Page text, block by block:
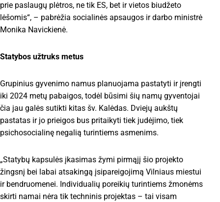
prie paslaugų plėtros, ne tik ES, bet ir vietos biudžeto
lėšomis“, – pabrėžia socialinės apsaugos ir darbo ministrė
Monika Navickienė.
Statybos užtruks metus
Grupinius gyvenimo namus planuojama pastatyti ir įrengti
iki 2024 metų pabaigos, todėl būsimi šių namų gyventojai
čia jau galės sutikti kitas šv. Kalėdas. Dviejų aukštų
pastatas ir jo prieigos bus pritaikyti tiek judėjimo, tiek
psichosocialinę negalią turintiems asmenims.
„Statybų kapsulės įkasimas žymi pirmąjį šio projekto
žingsnį bei labai atsakingą įsipareigojimą Vilniaus miestui
ir bendruomenei. Individualių poreikių turintiems žmonėms
skirti namai nėra tik techninis projektas – tai visam